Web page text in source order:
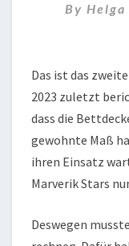
By Helga
Das ist das
2023 zuletzt
dass die
gewohnte Maß
ihren Einsatz
Marverik Stars
Deswegen